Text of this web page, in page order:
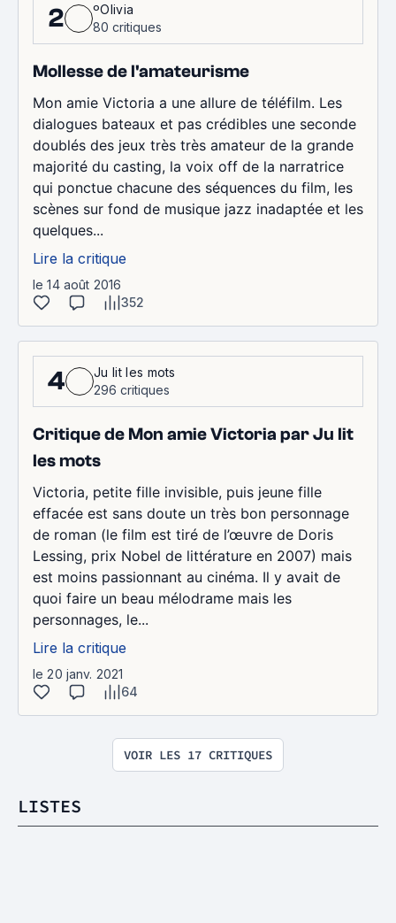
2
ºOlivia
80 critiques
Mollesse de l'amateurisme
Mon amie Victoria a une allure de téléfilm. Les
dialogues bateaux et pas crédibles une seconde
doublés des jeux très très amateur de la grande
majorité du casting, la voix off de la narratrice
qui ponctue chacune des séquences du film, les
scènes sur fond de musique jazz inadaptée et les
quelques...
Lire la critique
le 14 août 2016
352
4
Ju lit les mots
296 critiques
Critique de Mon amie Victoria par Ju lit
les mots
Victoria, petite fille invisible, puis jeune fille
effacée est sans doute un très bon personnage
de roman (le film est tiré de l’œuvre de Doris
Lessing, prix Nobel de littérature en 2007) mais
est moins passionnant au cinéma. Il y avait de
quoi faire un beau mélodrame mais les
personnages, le...
Lire la critique
le 20 janv. 2021
64
VOIR LES 17 CRITIQUES
LISTES